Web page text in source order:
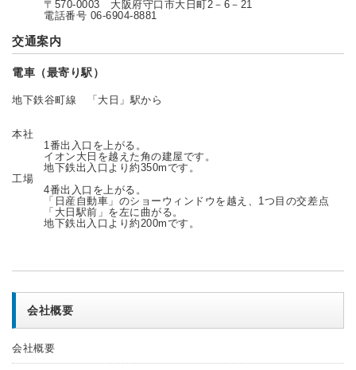
〒570-0003 大阪府守口市大日町2－6－21
電話番号 06-6904-8881
交通案内
電車（最寄り駅）
地下鉄谷町線 「大日」駅から
本社
1番出入口を上がる。
イオン大日を越えた角の建屋です。
地下鉄出入口より約350mです。
工場
4番出入口を上がる。
「日産自動車」のショーウィンドウを越え、1つ目の交差点
「大日駅前」を左に曲がる。
地下鉄出入口より約200mです。
会社概要
会社概要